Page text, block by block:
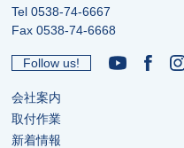
Tel0538-74-6667
Fax 0538-74-6668
Follow us!
会社案内
取付作業
新着情報